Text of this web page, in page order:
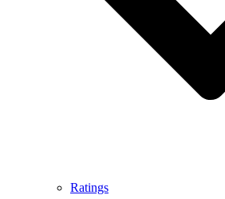
Ratings